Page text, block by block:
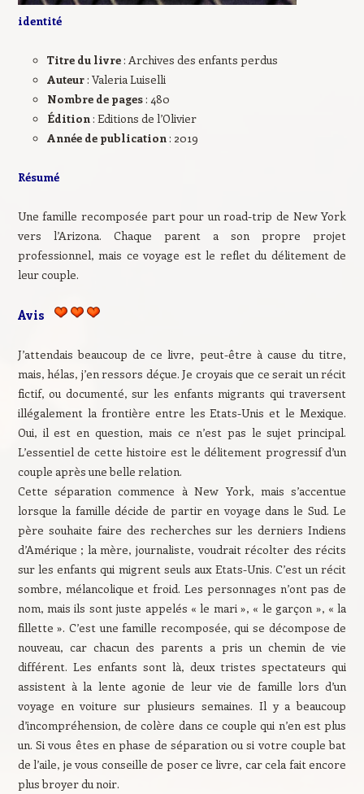
identité
Titre du livre: Archives des enfants perdus
Auteur: Valeria Luiselli
Nombre de pages: 480
Édition: Editions de l’Olivier
Année de publication: 2019
Résumé
Une famille recomposée part pour un road-trip de New York
vers l’Arizona. Chaque parent a son propre projet
professionnel, mais ce voyage est le reflet du délitement de
leur couple.
Avis
J’attendais beaucoup de ce livre, peut-être à cause du titre,
mais, hélas, j’en ressors déçue. Je croyais que ce serait un récit
fictif, ou documenté, sur les enfants migrants qui traversent
illégalement la frontière entre les Etats-Unis et le Mexique.
Oui, il est en question, mais ce n’est pas le sujet principal.
L’essentiel de cette histoire est le délitement progressif d’un
couple après une belle relation.
Cette séparation commence à New York, mais s’accentue
lorsque la famille décide de partir en voyage dans le Sud. Le
père souhaite faire des recherches sur les derniers Indiens
d’Amérique ; la mère, journaliste, voudrait récolter des récits
sur les enfants qui migrent seuls aux Etats-Unis. C’est un récit
sombre, mélancolique et froid. Les personnages n’ont pas de
nom, mais ils sont juste appelés « le mari », « le garçon », « la
fillette ». C’est une famille recomposée, qui se décompose de
nouveau, car chacun des parents a pris un chemin de vie
différent. Les enfants sont là, deux tristes spectateurs qui
assistent à la lente agonie de leur vie de famille lors d’un
voyage en voiture sur plusieurs semaines. Il y a beaucoup
d’incompréhension, de colère dans ce couple qui n’en est plus
un. Si vous êtes en phase de séparation ou si votre couple bat
de l’aile, je vous conseille de poser ce livre, car cela fait encore
plus broyer du noir.